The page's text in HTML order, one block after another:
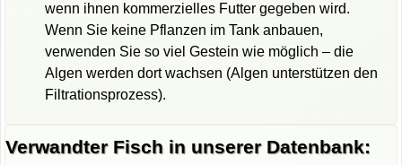
wenn ihnen kommerzielles Futter gegeben wird.
Wenn Sie keine Pflanzen im Tank anbauen,
verwenden Sie so viel Gestein wie möglich – die
Algen werden dort wachsen (Algen unterstützen den
Filtrationsprozess).
Verwandter Fisch in unserer Datenbank: